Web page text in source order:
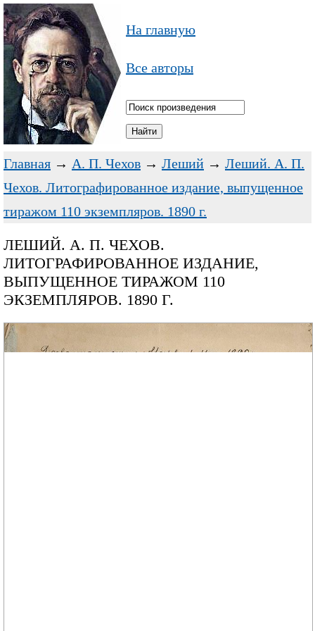
На главную
Все авторы
Главная → А. П. Чехов → Леший → Леший. А. П.
Чехов. Литографированное издание, выпущенное
тиражом 110 экземпляров. 1890 г.
ЛЕШИЙ. А. П. ЧЕХОВ.
ЛИТОГРАФИРОВАННОЕ ИЗДАНИЕ,
ВЫПУЩЕННОЕ ТИРАЖОМ 110
ЭКЗЕМПЛЯРОВ. 1890 Г.